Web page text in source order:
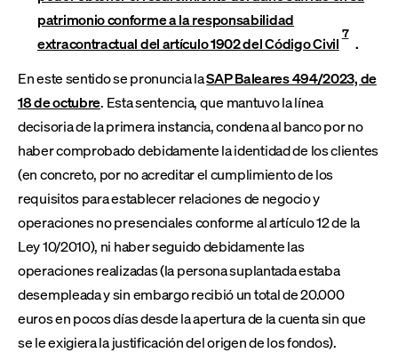
patrimonio conforme a la responsabilidad
extracontractual del artículo 1902 del Código Civil
7
.
En este sentido se pronuncia laSAP Baleares 494/2023, de
18 de octubre. Esta sentencia, que mantuvo la línea
decisoria de la primera instancia, condena al banco por no
haber comprobado debidamente la identidad de los clientes
(en concreto, por no acreditar el cumplimiento de los
requisitos para establecer relaciones de negocio y
operaciones no presenciales conforme al artículo 12 de la
Ley 10/2010), ni haber seguido debidamente las
operaciones realizadas (la persona suplantada estaba
desempleada y sin embargo recibió un total de 20.000
euros en pocos días desde la apertura de la cuenta sin que
se le exigiera la justificación del origen de los fondos).